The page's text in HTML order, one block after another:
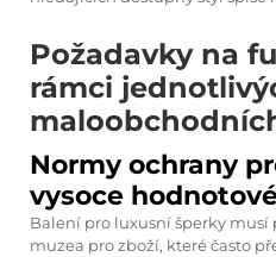
Požadavky na
rámci
Normy ochrany
vysoce
Balení pro luxusní šperky musí
muzea pro zboží, které často